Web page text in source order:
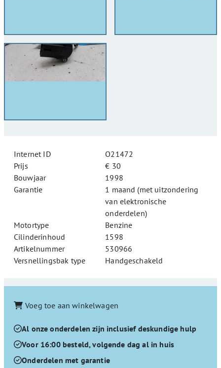
Internet ID
O21472
Prijs
€ 30
Bouwjaar
1998
Garantie
1 maand (met uitzondering
van elektronische
onderdelen)
Motortype
Benzine
Cilinderinhoud
1598
Artikelnummer
530966
Versnellingsbak type
Handgeschakeld
Voeg toe aan winkelwagen
Al onze onderdelen zijn inclusief deskundige hulp
Voor 16:00 besteld, volgende dag al in huis
Onderdelen met garantie